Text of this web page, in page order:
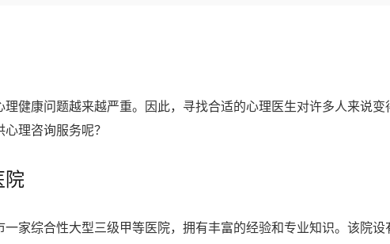
健康问题越来越严重。因此，寻找合适的心理医生对许多人来说变
理咨询服务呢？
院
家综合性大型三级甲等医院，拥有丰富的经验和专业知识。该院设